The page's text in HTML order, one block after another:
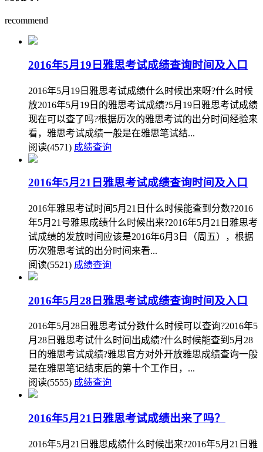
recommend
2016年5月19日雅思考试成绩查询时间及入口
2016年5月19日雅思考试成绩什么时候出来呀?什么时候
放2016年5月19日的雅思考试成绩?5月19日雅思考试成绩
现在可以查了吗?根据历次的雅思考试的出分时间经验来
看，雅思考试成绩一般是在雅思笔试结...
阅读(4571) 成绩查询
2016年5月21日雅思考试成绩查询时间及入口
2016年雅思考试时间5月21日什么时候能查到分数?2016
年5月21号雅思成绩什么时候出来?2016年5月21日雅思考
试成绩的发放时间应该是2016年6月3日（周五），根据
历次雅思考试的出分时间来看...
阅读(5521) 成绩查询
2016年5月28日雅思考试成绩查询时间及入口
2016年5月28日雅思考试分数什么时候可以查询?2016年5
月28日雅思考试什么时间出成绩?什么时候能查到5月28
日的雅思考试成绩?雅思官方对外开放雅思成绩查询一般
是在雅思笔记结束后的第十个工作日，...
阅读(5555) 成绩查询
2016年5月21日雅思考试成绩出来了吗？
2016年5月21日雅思成绩什么时候出来?2016年5月21日雅